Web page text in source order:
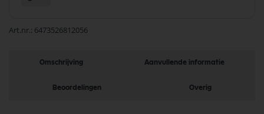
Art.nr. 6473526812056
Omschrijving Aanvullende informatie
Beoordelingen Overig